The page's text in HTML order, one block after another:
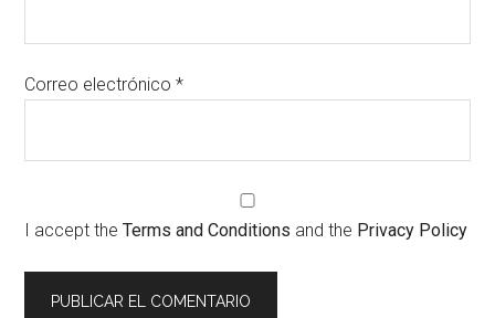
Correo electrónico*
I accept theTerms and Conditions and the Privacy Policy